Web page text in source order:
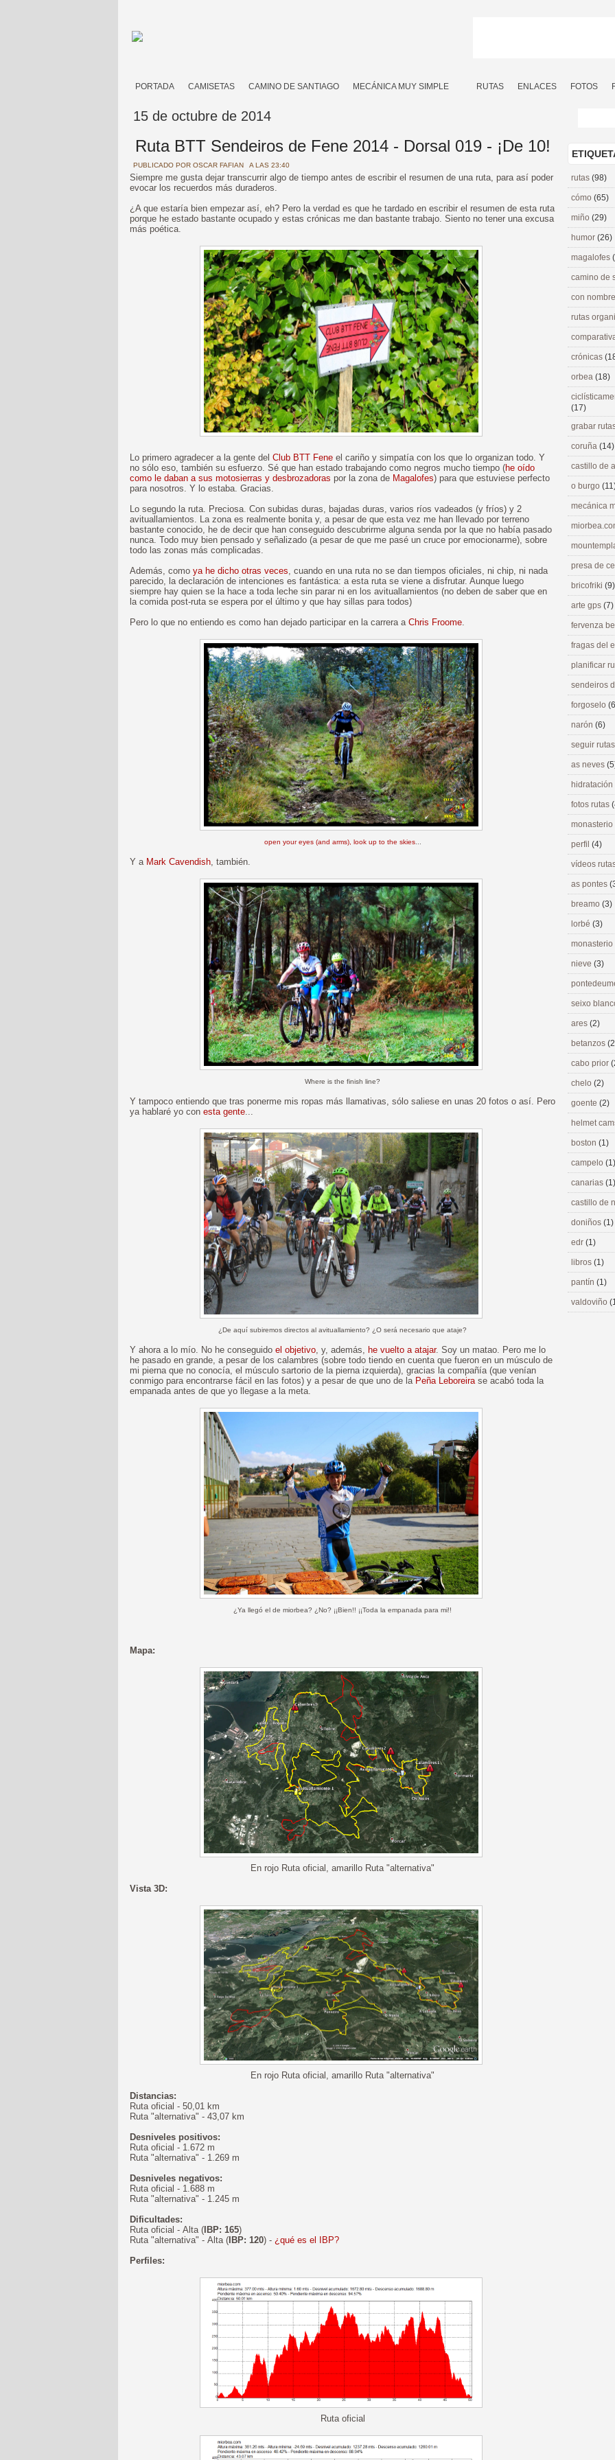
PORTADA CAMISETAS CAMINO DE SANTIAGO MECÁNICA MUY SIMPLE RUTAS ENLACES FOTOS
15 de octubre de 2014
Ruta BTT Sendeiros de Fene 2014 - Dorsal 019 - ¡De 10!
PUBLICADO POR OSCAR FAFIAN A LAS 23:40
Siempre me gusta dejar transcurrir algo de tiempo antes de escribir el resumen de una ruta, para así poder
evocar los recuerdos más duraderos.
¿A que estaría bien empezar así, eh? Pero la verdad es que he tardado en escribir el resumen de esta ruta
porque he estado bastante ocupado y estas crónicas me dan bastante trabajo. Siento no tener una excusa
más poética.
Lo primero agradecer a la gente del Club BTT Fene el cariño y simpatía con los que lo organizan todo. Y
no sólo eso, también su esfuerzo. Sé que han estado trabajando como negros mucho tiempo (he oído
como le daban a sus motosierras y desbrozadoras por la zona de Magalofes) para que estuviese perfecto
para nosotros. Y lo estaba. Gracias.
Lo segundo la ruta. Preciosa. Con subidas duras, bajadas duras, varios ríos vadeados (y fríos) y 2
avituallamientos. La zona es realmente bonita y, a pesar de que esta vez me han llevado por terreno
bastante conocido, he de decir que han conseguido descubrirme alguna senda por la que no había pasado
nunca. Todo muy bien pensado y señalizado (a pesar de que me pasé un cruce por emocionarme), sobre
todo las zonas más complicadas.
Además, como ya he dicho otras veces, cuando en una ruta no se dan tiempos oficiales, ni chip, ni nada
parecido, la declaración de intenciones es fantástica: a esta ruta se viene a disfrutar. Aunque luego
siempre hay quien se la hace a toda leche sin parar ni en los avituallamientos (no deben de saber que en
la comida post-ruta se espera por el último y que hay sillas para todos)
Pero lo que no entiendo es como han dejado participar en la carrera a Chris Froome.
open your eyes (and arms), look up to the skies...
Y a Mark Cavendish, también.
Where is the finish line?
Y tampoco entiendo que tras ponerme mis ropas más llamativas, sólo saliese en unas 20 fotos o así. Pero
ya hablaré yo con esta gente...
¿De aquí subiremos directos al avituallamiento? ¿O será necesario que ataje?
Y ahora a lo mío. No he conseguido el objetivo, y, además, he vuelto a atajar. Soy un matao. Pero me lo
he pasado en grande, a pesar de los calambres (sobre todo tiendo en cuenta que fueron en un músculo de
mi pierna que no conocía, el músculo sartorio de la pierna izquierda), gracias la compañía (que venían
conmigo para encontrarse fácil en las fotos) y a pesar de que uno de la Peña Leboreirase acabó toda la
empanada antes de que yo llegase a la meta.
¿Ya llegó el de miorbea? ¿No? ¡¡Bien!! ¡¡Toda la empanada para mi!!
Mapa:
En rojo Ruta oficial, amarillo Ruta "alternativa"
Vista 3D:
En rojo Ruta oficial, amarillo Ruta "alternativa"
Distancias:
Ruta oficial - 50,01 km
Ruta "alternativa" - 43,07 km
Desniveles positivos:
Ruta oficial - 1.672 m
Ruta "alternativa" - 1.269 m
Desniveles negativos:
Ruta oficial - 1.688 m
Ruta "alternativa" - 1.245 m
Dificultades:
Ruta oficial - Alta ( IBP: 165)
Ruta "alternativa" - Alta ( IBP: 120) - ¿qué es el IBP?
Perfiles:
Ruta oficial
rutas (98)
cómo (65)
miño (29)
humor (26)
magalofes
camino de
con
rutas
crónicas
orbea (18)
(17)
grabar
coruña (14)
castillo de
o burgo
mecánica
presa de
bricofriki (9)
arte gps (7)
fervenza
fragas del
planificar
sendeiros
forgoselo
narón (6)
seguir
as neves
hidratación
fotos rutas
perfil (4)
vídeos
as pontes
breamo (3)
lorbé (3)
nieve (3)
seixo
ares (2)
betanzos
cabo prior
chelo (2)
goente (2)
helmet
boston (1)
campelo (1)
canarias (1)
castillo de
doniños (1)
edr (1)
libros (1)
pantín (1)
valdoviño